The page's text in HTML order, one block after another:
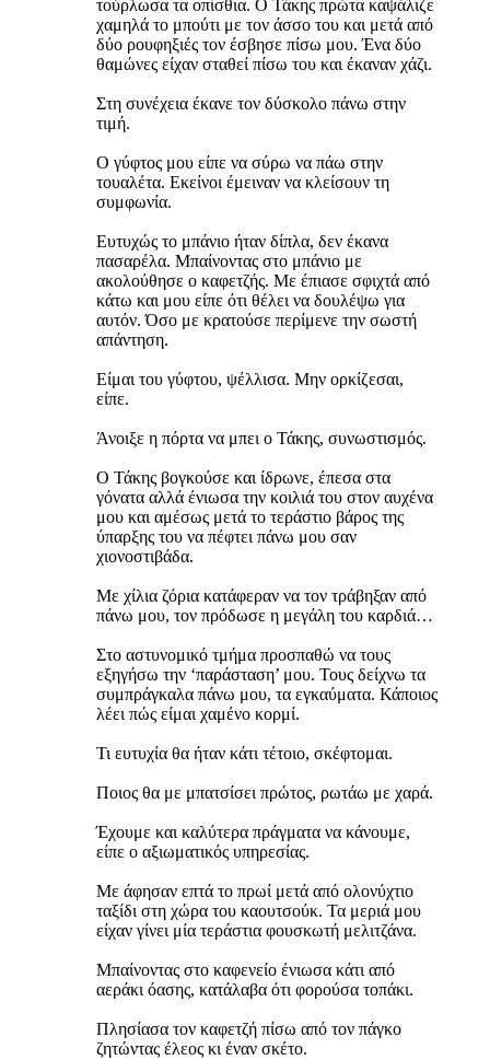
τούρλωσα τα οπίσθια. Ο Τάκης πρώτα καψάλιζε
χαμηλά το μπούτι με τον άσσο του και μετά από
δύο ρουφηξιές τον έσβησε πίσω μου. Ένα δύο
θαμώνες είχαν σταθεί πίσω του και έκαναν χάζι.
Στη συνέχεια έκανε τον δύσκολο πάνω στην
τιμή.
Ο γύφτος μου είπε να σύρω να πάω στην
τουαλέτα. Εκείνοι έμειναν να κλείσουν τη
συμφωνία.
Ευτυχώς το μπάνιο ήταν δίπλα, δεν έκανα
πασαρέλα. Μπαίνοντας στο μπάνιο με
ακολούθησε ο καφετζής. Με έπιασε σφιχτά από
κάτω και μου είπε ότι θέλει να δουλέψω για
αυτόν. Όσο με κρατούσε περίμενε την σωστή
απάντηση.
Είμαι του γύφτου, ψέλλισα. Μην ορκίζεσαι,
είπε.
Άνοιξε η πόρτα να μπει ο Τάκης, συνωστισμός.
Ο Τάκης βογκούσε και ίδρωνε, έπεσα στα
γόνατα αλλά ένιωσα την κοιλιά του στον αυχένα
μου και αμέσως μετά το τεράστιο βάρος της
ύπαρξης του να πέφτει πάνω μου σαν
χιονοστιβάδα.
Με χίλια ζόρια κατάφεραν να τον τράβηξαν από
πάνω μου, τον πρόδωσε η μεγάλη του καρδιά…
Στο αστυνομικό τμήμα προσπαθώ να τους
εξηγήσω την ‘παράσταση’ μου. Τους δείχνω τα
συμπράγκαλα πάνω μου, τα εγκαύματα. Κάποιος
λέει πώς είμαι χαμένο κορμί.
Τι ευτυχία θα ήταν κάτι τέτοιο, σκέφτομαι.
Ποιος θα με μπατσίσει πρώτος, ρωτάω με χαρά.
Έχουμε και καλύτερα πράγματα να κάνουμε,
είπε ο αξιωματικός υπηρεσίας.
Με άφησαν επτά το πρωί μετά από ολονύχτιο
ταξίδι στη χώρα του καουτσούκ. Τα μεριά μου
είχαν γίνει μία τεράστια φουσκωτή μελιτζάνα.
Μπαίνοντας στο καφενείο ένιωσα κάτι από
αεράκι όασης, κατάλαβα ότι φορούσα τοπάκι.
Πλησίασα τον καφετζή πίσω από τον πάγκο
ζητώντας έλεος κι έναν σκέτο.